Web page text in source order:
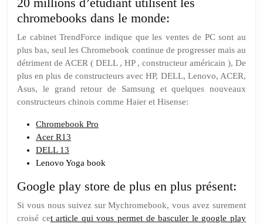
20 millions d’étudiant utilisent les
chromebooks dans le monde:
Le cabinet TrendForce indique que les ventes de PC sont au
plus bas, seul les Chromebook continue de progresser mais au
détriment de ACER ( DELL , HP , constructeur américain ), De
plus en plus de constructeurs avec HP, DELL, Lenovo, ACER,
Asus, le grand retour de Samsung et quelques nouveaux
constructeurs chinois comme Haier et Hisense:
Chromebook Pro
Acer R13
DELL 13
Lenovo Yoga book
Google play store de plus en plus présent:
Si vous nous suivez sur Mychromebook, vous avez surement
croisé cet article qui vous permet de basculer le google play